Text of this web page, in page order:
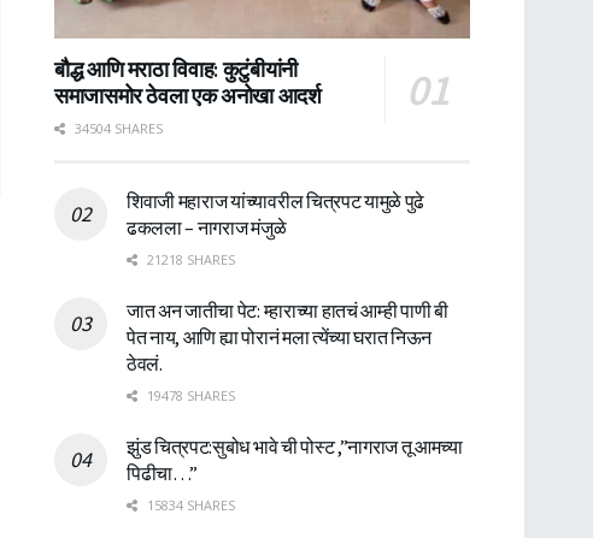
बौद्ध आणि मराठा विवाह: कुटुंबीयांनी
समाजासमोर ठेवला एक अनोखा आदर्श
34504 SHARES
शिवाजी महाराज यांच्यावरील चित्रपट यामुळे पुढे
ढकलला – नागराज मंजुळे
21218 SHARES
जात अन जातीचा पेट: म्हाराच्या हातचं आम्ही पाणी बी
पेत नाय, आणि ह्या पोरानं मला त्येंच्या घरात निऊन
ठेवलं.
19478 SHARES
झुंड चित्रपट:सुबोध भावे ची पोस्ट ,”नागराज तू आमच्या
पिढीचा…”
15834 SHARES